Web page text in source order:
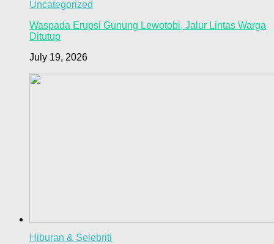
Uncategorized
Waspada Erupsi Gunung Lewotobi, Jalur Lintas Warga
Ditutup
July 19, 2026
Hiburan & Selebriti